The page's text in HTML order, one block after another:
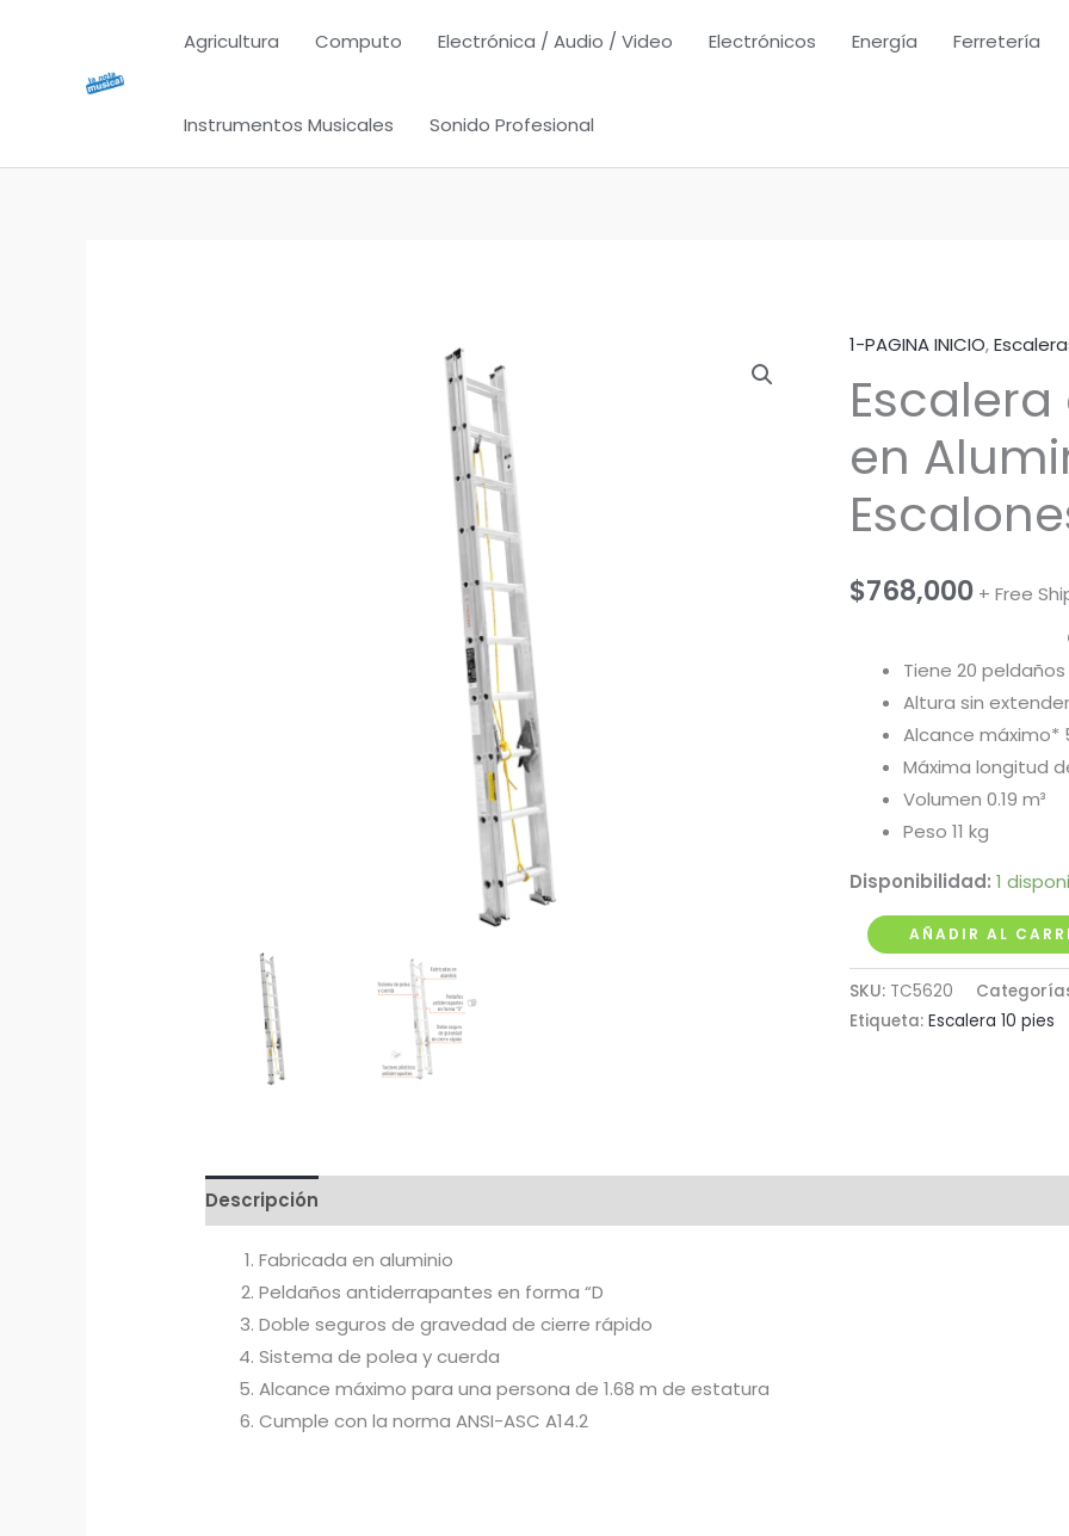
contenido
Agricultura Computo Electrónica / Audio / Video Electrónicos Energía Ferretería
Instrumentos Musicales Sonido Profesional
1-PAGINA INICIO,
Escalera
en
$768,000 + Free
Tiene 20 peldaños
Altura sin
Alcance máximo*
Máxima longitud
Volumen 0.19 m³
Peso 11 kg
Disponibilidad: 1
Escalera
de
Extensión
en
cantidad
AÑADIR AL
SKU: TC5620
Etiqueta: Escalera 10 pies
Descripción
Fabricada en aluminio
Peldaños antiderrapantes en forma “D
Doble seguros de gravedad de cierre rápido
Sistema de polea y cuerda
Alcance máximo para una persona de 1.68 m de estatura
Cumple con la norma ANSI-ASC A14.2